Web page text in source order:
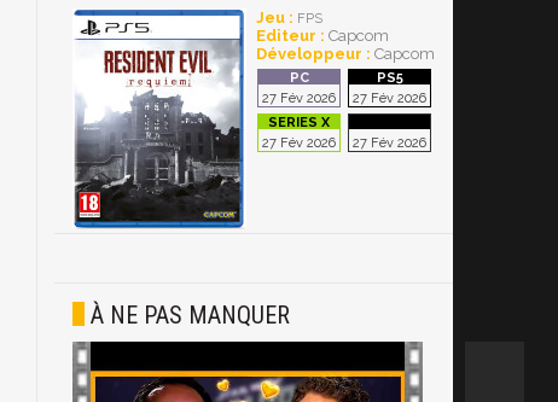
Jeu : FPS
Editeur : Capcom
Développeur : Capcom
27 Fév 2026 27 Fév 2026
27 Fév 2026 27 Fév 2026
À NE PAS MANQUER